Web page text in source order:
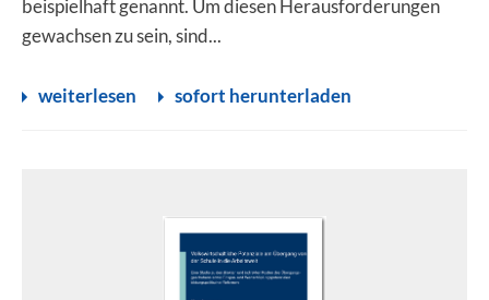
beispielhaft genannt. Um diesen Herausforderungen
gewachsen zu sein, sind...
weiterlesen sofort herunterladen